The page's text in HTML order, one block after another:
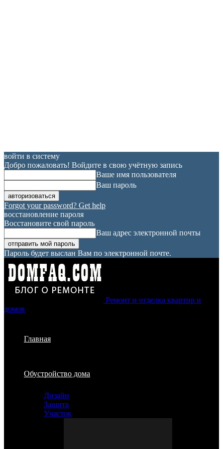
войти в систему
Добро пожаловать! Войдите в свою учётную запись
Ваше имя пользователя
Ваш пароль
Forgot your password? Get help
восстановление пароля
Восстановите свой пароль
Ваш адрес электронной почты
Пароль будет выслан Вам по электронной почте.
Ремонт и отделка квартир и
домов
Главная
Обустройство дома
Дизайн
Защита
Участок